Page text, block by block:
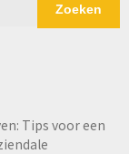
Zoeken
Tips voor een